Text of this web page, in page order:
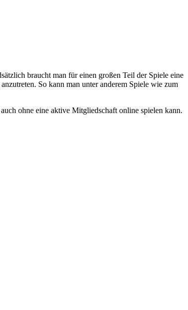
braucht man für einen großen Teil der Spiele eine
So kann man unter anderem Spiele wie zum
ohne eine aktive Mitgliedschaft online spielen kann.